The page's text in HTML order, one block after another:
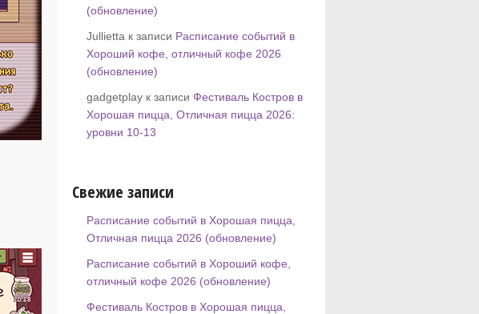
(обновление)
Jullietta к записи Расписание событий в
Хороший кофе, отличный кофе 2026
(обновление)
gadgetplay к записи Фестиваль Костров в
Хорошая пицца, Отличная пицца 2026:
уровни 10-13
Свежие записи
Расписание событий в Хорошая пицца,
Отличная пицца 2026 (обновление)
Расписание событий в Хороший кофе,
отличный кофе 2026 (обновление)
Фестиваль Костров в Хорошая пицца,